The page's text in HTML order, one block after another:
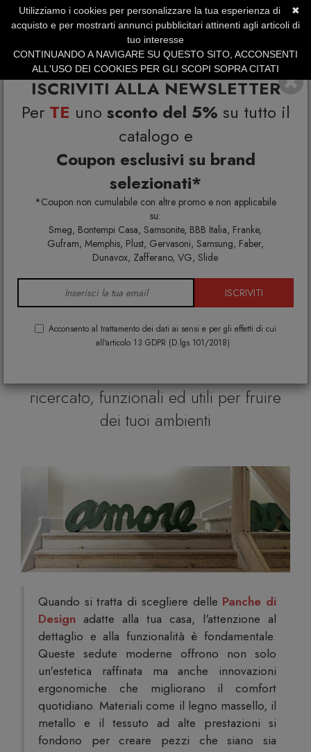
ISCRIVITI ALLA NEWSLETTER
Per TE uno sconto del 5% su tutto il
catalogo e
Coupon esclusivi su brand
selezionati*
*Coupon non cumulabile con altre promo e non applicabile
su:
Smeg, Bontempi Casa, Samsonite, BBB Italia, Franke,
Gufram, Memphis, Plust, Gervasoni, Samsung, Faber,
Dunavox, Zafferano, VG, Slide
ISCRIVITI
Acconsento al trattamento dei dati ai sensi e per gli effetti di cui
all'articolo 13 GDPR (D.lgs 101/2018)
SERVIZIO CLIENTI +39.0773.470.562
SUMMER SALES | Fino al 40% di Sconto
Arredo interno
PANCHE
Panche da interno design per
arredare il tuo living, salotto, camera
da letto o zona giorno con
ricercato, funzionali ed utili per fruire
dei tuoi ambienti
Quando si tratta di scegliere delle Panche di
Design adatte alla tua casa, l'attenzione al
dettaglio e alla funzionalità è fondamentale.
Queste sedute moderne offrono non solo
un'estetica raffinata ma anche innovazioni
ergonomiche che migliorano il comfort
quotidiano. Materiali come il legno massello, il
metallo e il tessuto ad alte prestazioni si
fondono per creare pezzi che siano sia
✖
Utilizziamo i cookies per personalizzare la tua esperienza di
acquisto e per mostrarti annunci pubblicitari attinenti agli articoli di
tuo interesse
CONTINUANDO A NAVIGARE SU QUESTO SITO, ACCONSENTI
ALL'USO DEI COOKIES PER GLI SCOPI SOPRA CITATI